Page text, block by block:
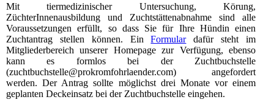
Mit tiermedizinischer Untersuchung, Körung,
ZüchterInnenausbildung und Zuchtstättenabnahme sind alle
Voraussetzungen erfüllt, so dass Sie für Ihre Hündin einen
Zuchtantrag stellen können. EinFormulardafür steht im
Mitgliederbereich unserer Homepage zur Verfügung, ebenso
kann es formlos bei der Zuchtbuchstelle
(zuchtbuchstelle@prokromfohrlaender.com) angefordert
werden. Der Antrag sollte möglichst drei Monate vor einem
geplanten Deckeinsatz bei der Zuchtbuchstelle eingehen.